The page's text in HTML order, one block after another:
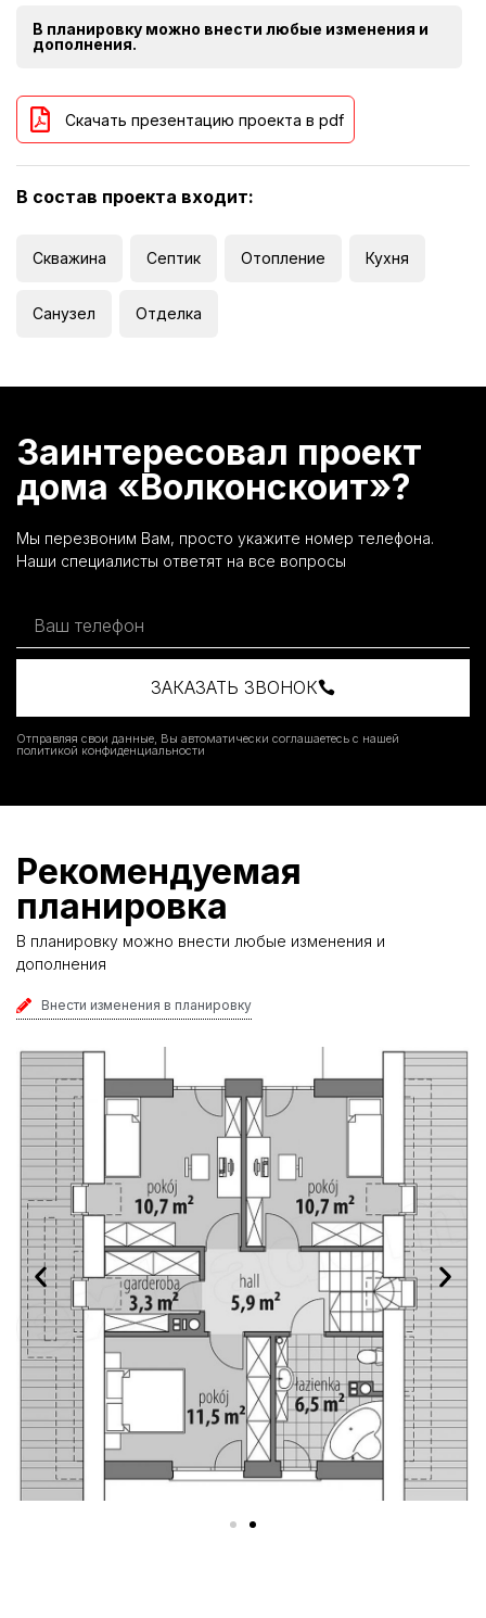
В планировку можно внести любые изменения и
дополнения.
Скачать презентацию проекта в pdf
В состав проекта входит:
Скважина Септик Отопление Кухня
Санузел Отделка
Заинтересовал проект
дома «Волконскоит»?
Мы перезвоним Вам, просто укажите номер телефона.
Наши специалисты ответят на все вопросы
ЗАКАЗАТЬ ЗВОНОК
Отправляя свои данные, Вы автоматически соглашаетесь с нашей
политикой конфиденциальности
Рекомендуемая
планировка
В планировку можно внести любые изменения и
дополнения
Внести изменения в планировку